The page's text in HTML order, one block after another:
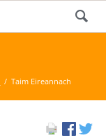
Taim Eireannach